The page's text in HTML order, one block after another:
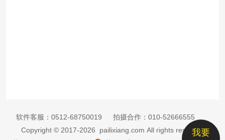
我要
软件客服： 0512-68750019 拍摄合作： 010-52666555
Copyright © 2017-2026 pailixiang.com All rights reserved